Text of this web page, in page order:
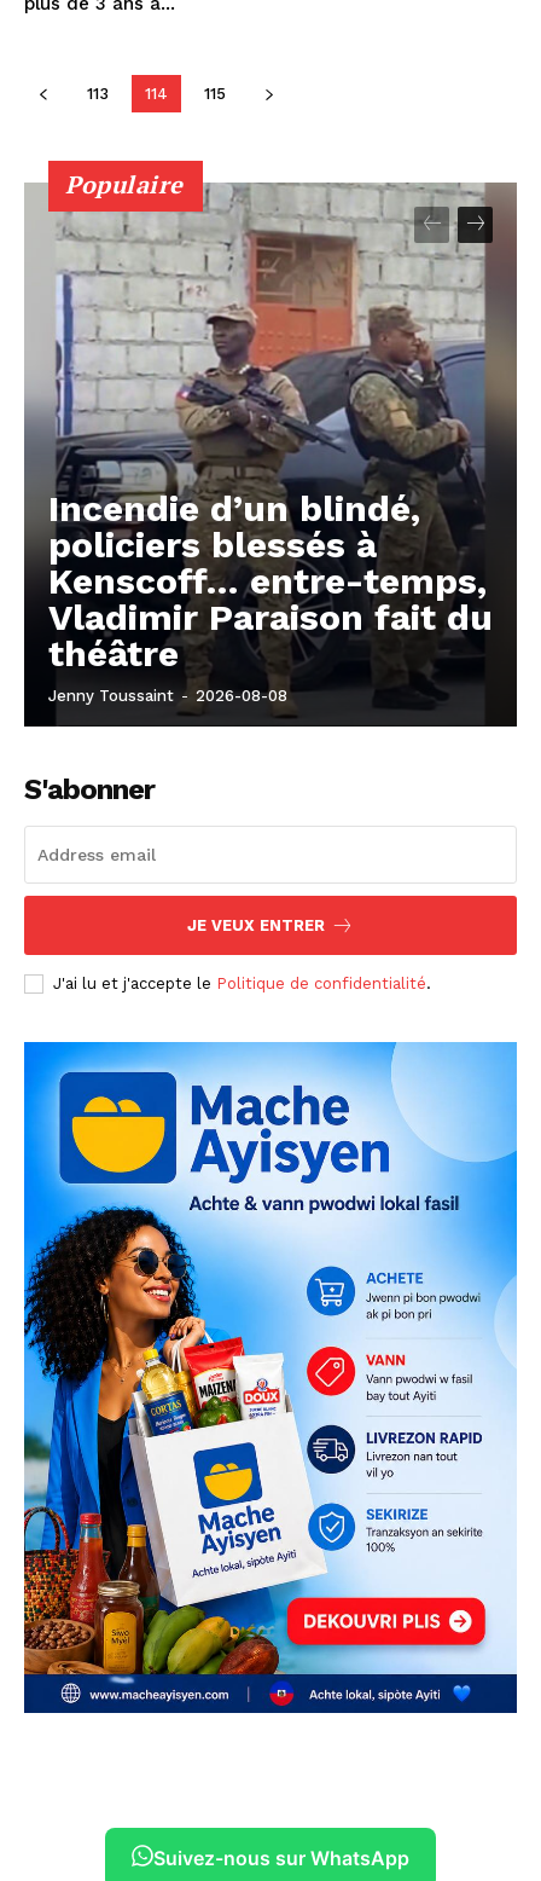
113 114 115
Populaire
Incendie d’un blindé,
policiers blessés à
Kenscoff… entre-temps,
Vladimir Paraison fait du
théâtre
Jenny Toussaint - 2026-08-08
S'abonner
JE VEUX ENTRER
J'ai lu et j'accepte le Politique de confidentialité.
Suivez-nous sur WhatsApp